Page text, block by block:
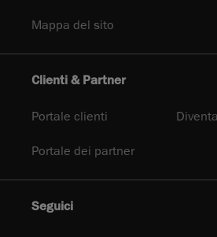
Mappa del sito
Clienti & Partner
Portale clienti
Portale dei partner
Seguici